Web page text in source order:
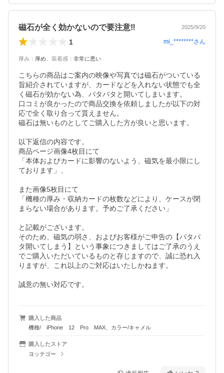
磁石が全く効かないので要注意‼️ 2025/9/20
1 mi_********さん
厚み ： 厚め 装着感 ： 非常に悪い
こちらの商品はご案内の映像や写真では磁石がついている
旨紹介されていますが、カードなどを入れない状態でも全
く磁石が効かない為、バタバタと開いてしまいます。
口コミが良かったので商品交換を依頼しましたが以下の対
応で全く取り合って貰えません。
磁石は無いものとしてご購入した方が良いと思います。
以下返信の内容です。
商品ページ画像4枚目にて
「本体およびカードに影響のないよう、磁気を最小限にし
ております」、
また画像5枚目にて
「機種の厚み・収納カードの枚数などにより、ケースが閉
まらない場合があります。予めご了承ください」
と記載がございます。
そのため、磁気の弱さ、およびお客様がご申告の【パタパ
タ開いてしまう】という事象につきましてはご了承のうえ
でご購入いただいているものと存じますので、誠に恐れ入
りますが、これ以上のご対応はいたしかねます。
誠意の無い対応です。
購入した商品
機種/ iPhone 12 Pro MAX、カラー/キャメル
購入したストア
ヨッテゴー